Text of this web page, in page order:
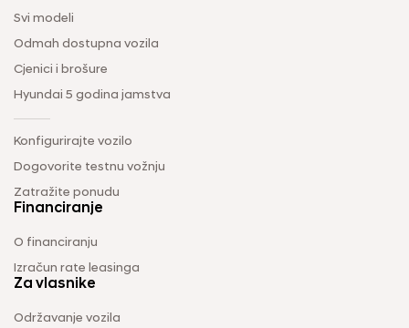
Svi modeli
Odmah dostupna vozila
Cjenici i brošure
Hyundai 5 godina jamstva
Konfigurirajte vozilo
Dogovorite testnu vožnju
Zatražite ponudu
Financiranje
O financiranju
Izračun rate leasinga
Za vlasnike
Održavanje vozila